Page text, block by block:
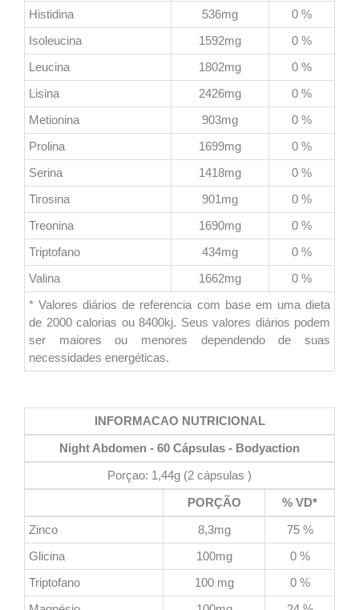
Histidina 536mg
0 %
Isoleucina
1592mg
0 %
Leucina
1802mg
0 %
Lisina
2426mg
0 %
Metionina
903mg
0 %
Prolina
1699mg
0 %
Serina
1418mg
0 %
Tirosina
901mg
0 %
Treonina
1690mg
0 %
Triptofano
434mg
0 %
Valina
1662mg
0 %
* Valores diários de referencia com base em uma dieta
de 2000 calorias ou 8400kj. Seus valores diários podem
ser maiores ou menores dependendo de suas
necessidades energéticas.
INFORMACAO NUTRICIONAL
Night Abdomen - 60 Cápsulas - Bodyaction
Porçao: 1,44g (2 cápsulas )
PORÇÃO
% VD*
Zinco
8,3mg
75 %
Glicina
100mg
0 %
Triptofano
100 mg
0 %